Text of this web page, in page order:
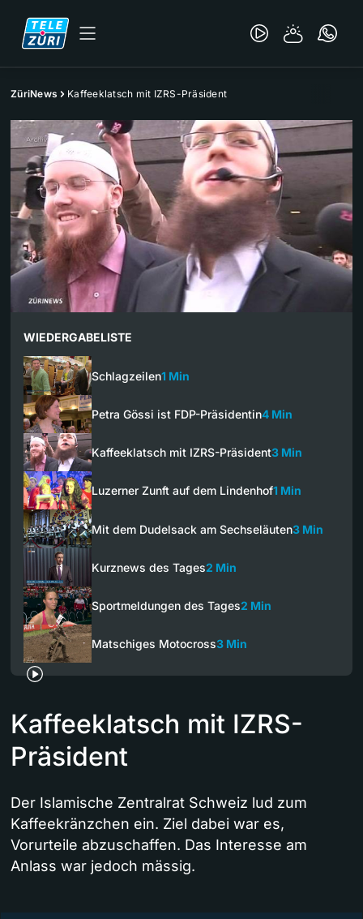
ZüriNews Kaffeeklatsch mit IZRS-Präsident
WIEDERGABELISTE
Schlagzeilen1 Min
Petra Gössi ist FDP-Präsidentin4 Min
Kaffeeklatsch mit IZRS-Präsident3 Min
Luzerner Zunft auf dem Lindenhof1 Min
Mit dem Dudelsack am Sechseläuten3 Min
Kurznews des Tages2 Min
Sportmeldungen des Tages2 Min
Matschiges Motocross3 Min
Kaffeeklatsch mit IZRS-
Präsident
Der Islamische Zentralrat Schweiz lud zum
Kaffeekränzchen ein. Ziel dabei war es,
Vorurteile abzuschaffen. Das Interesse am
Anlass war jedoch mässig.